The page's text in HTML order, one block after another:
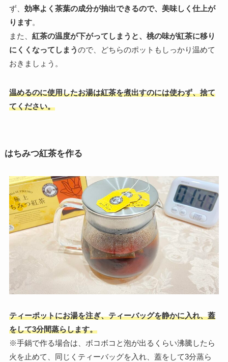
ず、 効率よく茶葉の成分が抽出できるので、美味しく仕上が
ります。
また、 紅茶の温度が下がってしまうと、桃の味が紅茶に移り
にくくなってしまうので、どちらのポットもしっかり温めて
おきましょう。
温めるのに使用したお湯は紅茶を煮出すのには使わず、捨て
てください。
はちみつ紅茶を作る
ティーポットにお湯を注ぎ、ティーバッグを静かに入れ、蓋
をして3分間蒸らします。
※手鍋で作る場合は、ボコボコと泡が出るくらい沸騰したら
火を止めて、同じくティーバッグを入れ、蓋をして3分蒸ら